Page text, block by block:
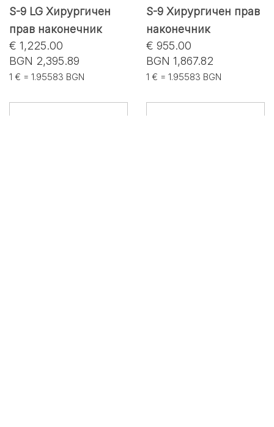
S-9 LG Хирургичен
прав наконечник
€ 1,225.00
BGN 2,395.89
1 € = 1.95583 BGN
S-9 Хирургичен прав
наконечник
€ 955.00
BGN 1,867.82
1 € = 1.95583 BGN